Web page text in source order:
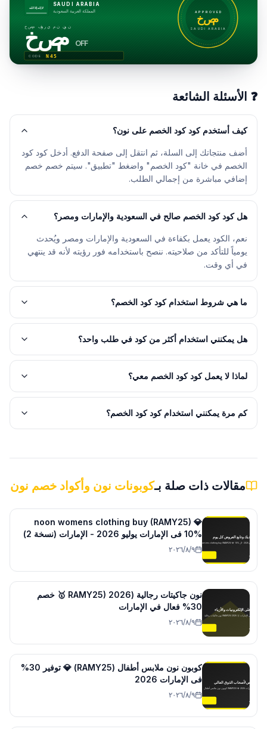
لا إله إلا الله
SAUDI ARABIA
المملكة العربية السعودية
خصم فوري من نون
خصم OFF
CODE N45
APPROVED
خصم
SAUDI ARABIA
❓ الأسئلة الشائعة
كيف أستخدم كود كود الخصم على نون؟
أضف منتجاتك إلى السلة، ثم انتقل إلى صفحة الدفع. أدخل كود كود
الخصم في خانة "كود الخصم" واضغط "تطبيق". سيتم خصم خصم
إضافي مباشرة من إجمالي الطلب.
هل كود كود الخصم صالح في السعودية والإمارات ومصر؟
نعم، الكود يعمل بكفاءة في السعودية والإمارات ومصر ويُحدث
يومياً للتأكد من صلاحيته. ننصح باستخدامه فور رؤيته لأنه قد ينتهي
في أي وقت.
ما هي شروط استخدام كود كود الخصم؟
هل يمكنني استخدام أكثر من كود في طلب واحد؟
لماذا لا يعمل كود كود الخصم معي؟
كم مرة يمكنني استخدام كود كود الخصم؟
مقالات ذات صلة بـكوبونات نون وأكواد خصم نون
noon womens clothing buy (RAMY25) 💎
10% فى الإمارات يوليو 2026 - الإمارات (نسخة 2)
٩‏/٨‏/٢٠٢٦
نون جاكيتات رجالية (RAMY25) 2026 🥇 خصم
30% فعال في الإمارات
٩‏/٨‏/٢٠٢٦
كوبون نون ملابس أطفال (RAMY25) 💎 توفير 30%
فى الإمارات 2026
٩‏/٨‏/٢٠٢٦